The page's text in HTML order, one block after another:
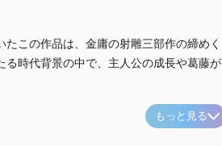
この作品は、金庸の射雕三部作の締めく
る時代背景の中で、主人公の成長や葛藤が
もっと見る